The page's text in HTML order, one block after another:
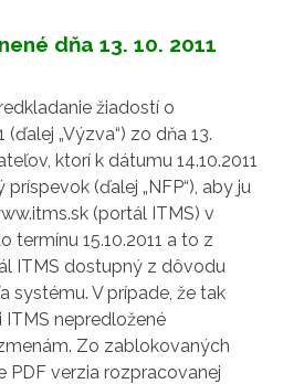
dňa 13. 10. 2011
žiadostí o
„Výzva“) zo dňa 13.
ktorí k dátumu 14.10.2011
(ďalej „NFP“), aby ju
(portál ITMS) v
termínu 15.10.2011 a to z
ITMS dostupný z dôvodu
systému. V prípade, že tak
nepredložené
Zo zablokovaných
PDF verzia rozpracovanej